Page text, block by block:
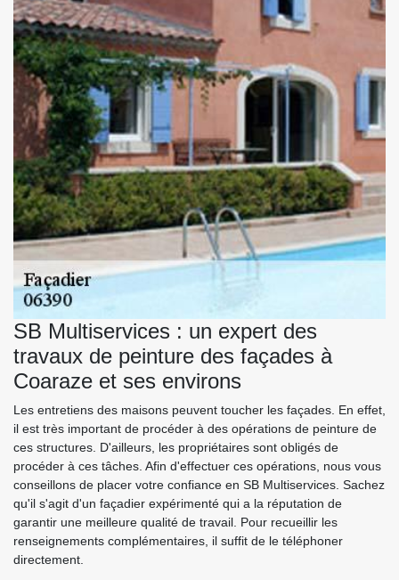
SB Multiservices : un expert des
travaux de peinture des façades à
Coaraze et ses environs
Les entretiens des maisons peuvent toucher les façades. En effet,
il est très important de procéder à des opérations de peinture de
ces structures. D'ailleurs, les propriétaires sont obligés de
procéder à ces tâches. Afin d'effectuer ces opérations, nous vous
conseillons de placer votre confiance en SB Multiservices. Sachez
qu'il s'agit d'un façadier expérimenté qui a la réputation de
garantir une meilleure qualité de travail. Pour recueillir les
renseignements complémentaires, il suffit de le téléphoner
directement.